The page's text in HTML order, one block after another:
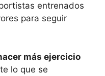
entrenados
para seguir
más ejercicio
lo que se